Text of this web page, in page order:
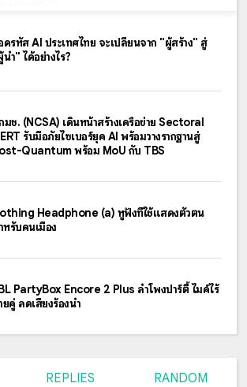
ดรหัส AI ประเทศไทย จะเปลี่ยนจาก "ผู้สร้าง" สู่
ำ" ได้อย่างไร?
มช. (NCSA) เดินหน้าสร้างเครือข่าย Sectoral
รับมือภัยไซเบอร์ยุค AI พร้อมวางรากฐานสู่
Quantum พร้อม MoU กับ TBS
Headphone (a) หูฟังที่ใช้แสดงตัวตน
หรับคนเมือง
PartyBox Encore 2 Plus ลำโพงปาร์ตี้ ไมค์ไร้
ยคู่ ลดเสียงร้องนำ
REPLIES RANDOM